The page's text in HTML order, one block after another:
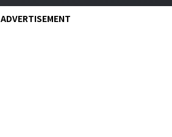
ADVERTISEMENT